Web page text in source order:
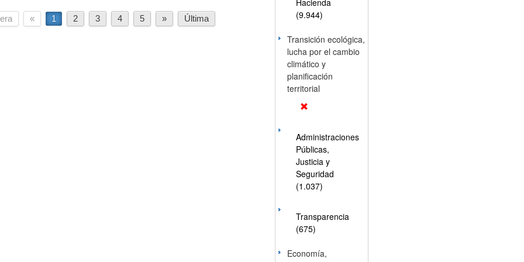
« 1 2 3 4 5 » Última
Hacienda
(9.944)
Transición ecológica,
lucha por el cambio
climático y
planificación
territorial
Administraciones
Públicas,
Justicia y
Seguridad
(1.037)
Transparencia
(675)
Economía,